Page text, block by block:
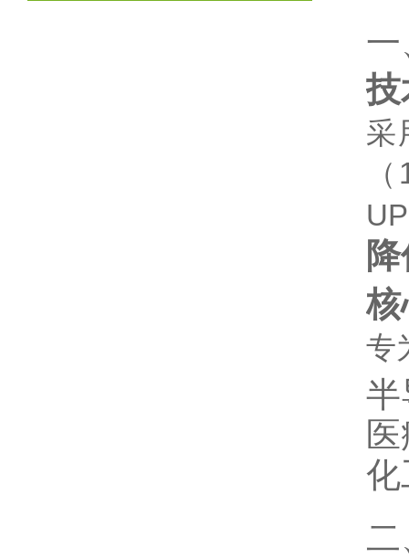
技
采
核
专
半
化